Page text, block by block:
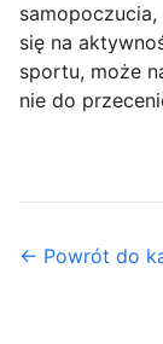
się na
sportu, może
nie do
← Powrót do